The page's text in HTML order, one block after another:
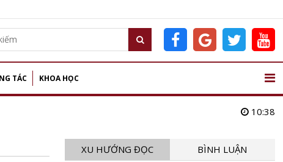
TÁC KHOA HỌC
10:38
XU HƯỚNG ĐỌC BÌNH LUẬN